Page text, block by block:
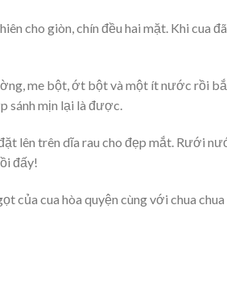
cho giòn, chín đều hai mặt. Khi cua
me bột, ớt bột và một ít nước rồi
sánh mịn lại là được.
lên trên dĩa rau cho đẹp mắt. Rưới
đấy!
của cua hòa quyện cùng với chua chua